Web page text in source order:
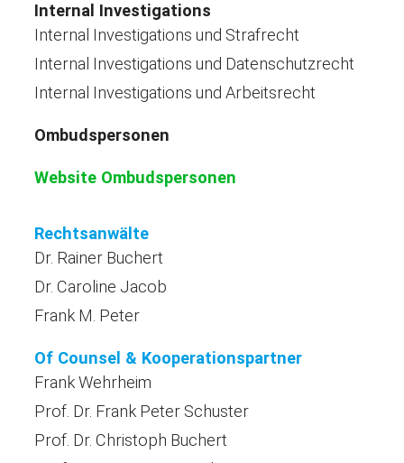
Internal Investigations
Internal Investigations und Strafrecht
Internal Investigations und Datenschutzrecht
Internal Investigations und Arbeitsrecht
Ombudspersonen
Website Ombudspersonen
Rechtsanwälte
Dr. Rainer Buchert
Dr. Caroline Jacob
Frank M. Peter
Of Counsel & Kooperationspartner
Frank Wehrheim
Prof. Dr. Frank Peter Schuster
Prof. Dr. Christoph Buchert